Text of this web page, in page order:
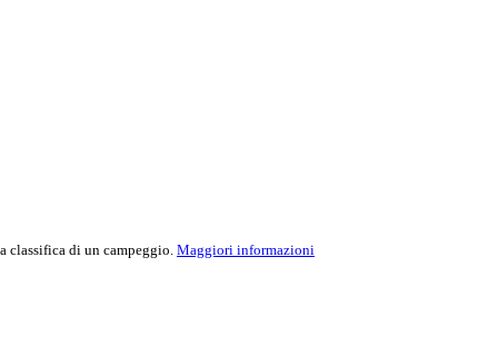
classifica di un campeggio. Maggiori informazioni